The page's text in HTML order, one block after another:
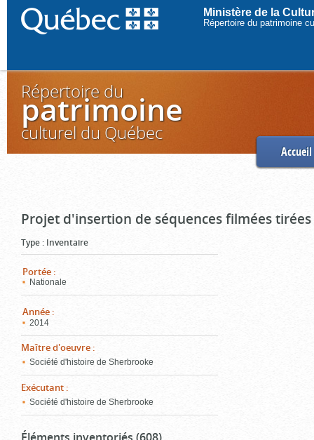
Ministère de la
Répertoire du patrimoine
Répertoire du
patrimoine
culturel du Québec
Accueil
Projet d'insertion de séquences filmées
Type : Inventaire
Portée :
Nationale
Année :
2014
Maître d'oeuvre :
Société d'histoire de Sherbrooke
Exécutant :
Société d'histoire de Sherbrooke